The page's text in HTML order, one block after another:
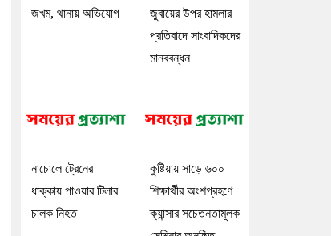
জখম, থানায় অভিযোগ
জুবায়ের উপর হামলার
প্রতিবাদে সাংবাদিকদের
মানববন্ধন
নাচোলে ট্রেনের
ধাক্কায় পাওয়ার টিলার
চালক নিহত
কুষ্টিয়ায় সাড়ে ৬০০
শিক্ষার্থীর অংশগ্রহণে
ক্যান্সার সচেতনতামূলক